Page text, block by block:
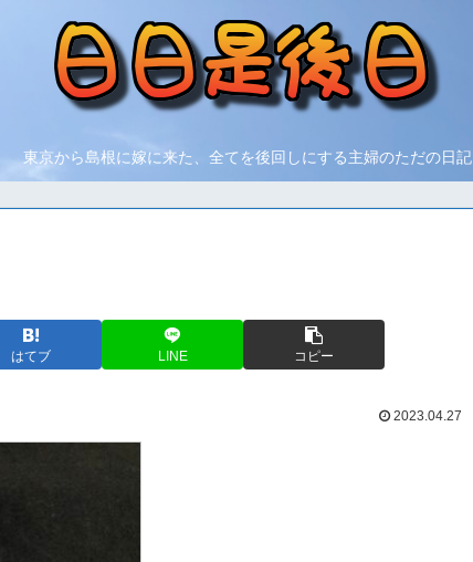
東京から島根に嫁に来た、全てを後回しにする主婦のただの日記
はてブ LINE コピー
2023.04.27